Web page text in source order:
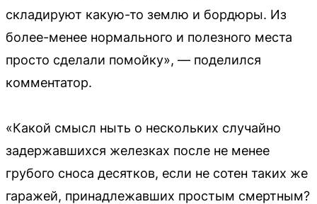
складируют какую-то землю и бордюры. Из
более-менее нормального и полезного места
просто сделали помойку», — поделился
комментатор.
«Какой смысл ныть о нескольких случайно
задержавшихся железках после не менее
грубого сноса десятков, если не сотен таких же
гаражей, принадлежавших простым смертным?